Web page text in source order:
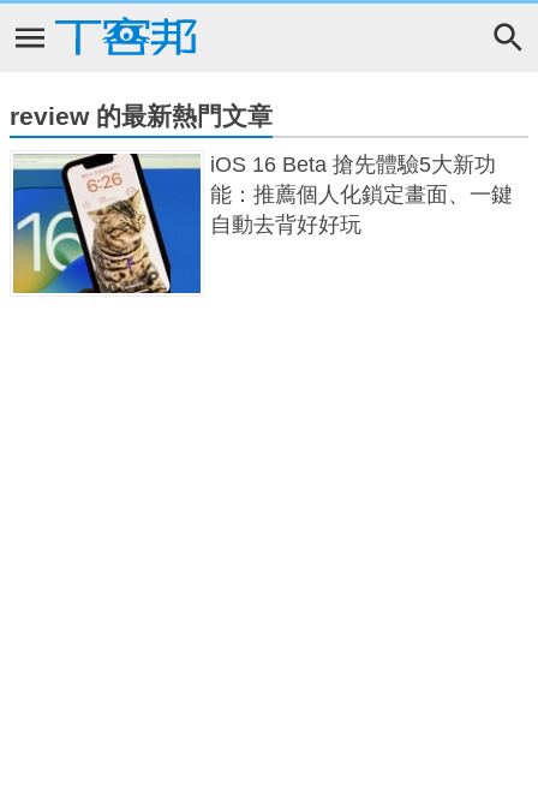
review 的最新熱門文章
iOS 16 Beta 搶先體驗5大新功
能：推薦個人化鎖定畫面、一鍵
自動去背好好玩